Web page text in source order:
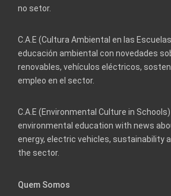
no setor.
C.A.E (Cultura Ambiental en las
educación ambiental con novedades
renovables, vehículos eléctricos,
empleo en el sector.
C.A.E (Environmental Culture in
environmental education with news
energy, electric vehicles, sustainability
the sector.
Quem Somos